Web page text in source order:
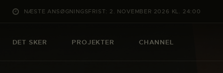
NÆSTE ANSØGNINGSFRIST: 2. NOVEMBER 2026 KL. 24:00
DET SKER PROJEKTER CHANNEL